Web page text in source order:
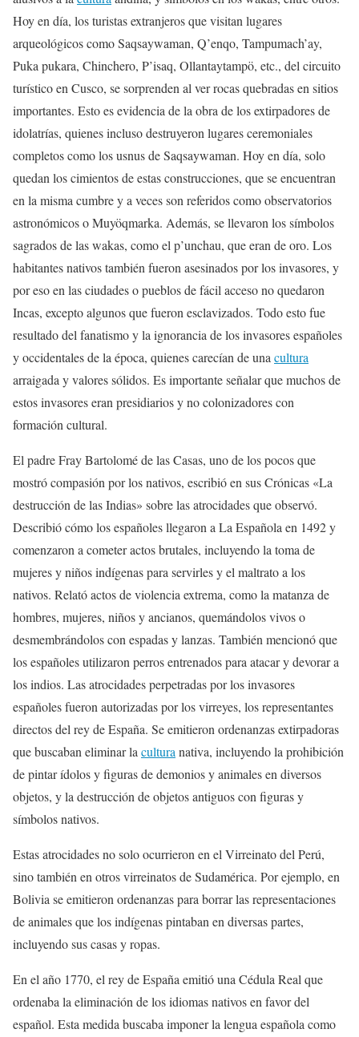
Hoy en día, los turistas extranjeros que visitan lugares
arqueológicos como Saqsaywaman, Q’enqo, Tampumach’ay,
Puka pukara, Chinchero, P’isaq, Ollantaytampö, etc., del circuito
turístico en Cusco, se sorprenden al ver rocas quebradas en sitios
importantes. Esto es evidencia de la obra de los extirpadores de
idolatrías, quienes incluso destruyeron lugares ceremoniales
completos como los usnus de Saqsaywaman. Hoy en día, solo
quedan los cimientos de estas construcciones, que se encuentran
en la misma cumbre y a veces son referidos como observatorios
astronómicos o Muyöqmarka. Además, se llevaron los símbolos
sagrados de las wakas, como el p’unchau, que eran de oro. Los
habitantes nativos también fueron asesinados por los invasores, y
por eso en las ciudades o pueblos de fácil acceso no quedaron
Incas, excepto algunos que fueron esclavizados. Todo esto fue
resultado del fanatismo y la ignorancia de los invasores españoles
y occidentales de la época, quienes carecían de unacultura
arraigada y valores sólidos. Es importante señalar que muchos de
estos invasores eran presidiarios y no colonizadores con
formación cultural.
El padre Fray Bartolomé de las Casas, uno de los pocos que
mostró compasión por los nativos, escribió en sus Crónicas «La
destrucción de las Indias» sobre las atrocidades que observó.
Describió cómo los españoles llegaron a La Española en 1492 y
comenzaron a cometer actos brutales, incluyendo la toma de
mujeres y niños indígenas para servirles y el maltrato a los
nativos. Relató actos de violencia extrema, como la matanza de
hombres, mujeres, niños y ancianos, quemándolos vivos o
desmembrándolos con espadas y lanzas. También mencionó que
los españoles utilizaron perros entrenados para atacar y devorar a
los indios. Las atrocidades perpetradas por los invasores
españoles fueron autorizadas por los virreyes, los representantes
directos del rey de España. Se emitieron ordenanzas extirpadoras
que buscaban eliminar laculturanativa, incluyendo la prohibición
de pintar ídolos y figuras de demonios y animales en diversos
objetos, y la destrucción de objetos antiguos con figuras y
símbolos nativos.
Estas atrocidades no solo ocurrieron en el Virreinato del Perú,
sino también en otros virreinatos de Sudamérica. Por ejemplo, en
Bolivia se emitieron ordenanzas para borrar las representaciones
de animales que los indígenas pintaban en diversas partes,
incluyendo sus casas y ropas.
En el año 1770, el rey de España emitió una Cédula Real que
ordenaba la eliminación de los idiomas nativos en favor del
español. Esta medida buscaba imponer la lengua española como